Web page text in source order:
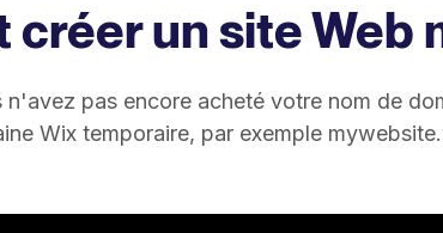
créer un site Web
n'avez pas encore acheté votre nom de
Wix temporaire, par exemple